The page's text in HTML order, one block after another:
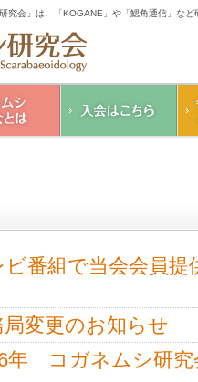
究会」は、「KOGANE」や「鰓角通信」な
領
番組で当会会員提
変更のお知らせ
年 コガネムシ研究